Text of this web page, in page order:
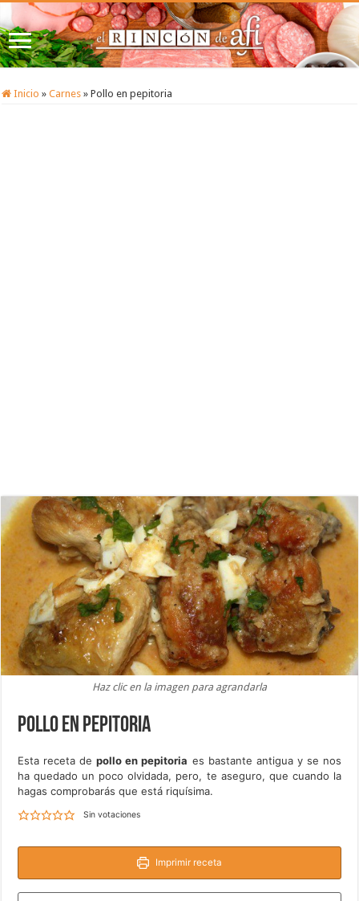
Inicio » Carnes » Pollo en pepitoria
Haz clic en la imagen para agrandarla
Pollo en pepitoria
Esta receta depollo en pepitoria es bastante antigua y se nos
ha quedado un poco olvidada, pero, te aseguro, que cuando la
hagas comprobarás que está riquísima.
Sin votaciones
Imprimir receta